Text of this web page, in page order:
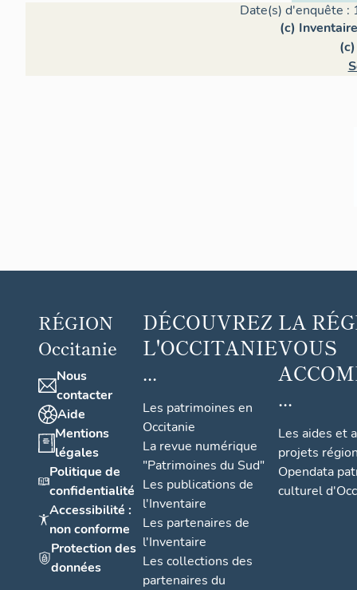
Date(s) d'enquête :
(c)
RÉGION
Occitanie
Nous
contacter
Aide
Mentions
légales
Politique de
confidentialité
Accessibilité :
non conforme
Protection des
données
DÉCOUVREZ
L'OCCITANIE
...
Les patrimoines en
Occitanie
La revue numérique
"Patrimoines du Sud"
Les publications de
l'Inventaire
Les partenaires de
l'Inventaire
Les collections des
partenaires du
LA
VOUS
...
Les aides et
projets
Opendata
culturel